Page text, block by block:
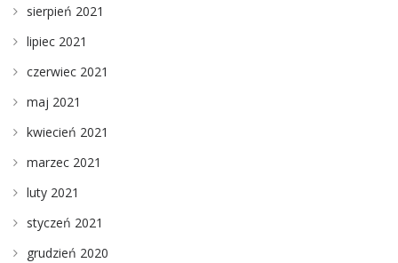
sierpień 2021
lipiec 2021
czerwiec 2021
maj 2021
kwiecień 2021
marzec 2021
luty 2021
styczeń 2021
grudzień 2020